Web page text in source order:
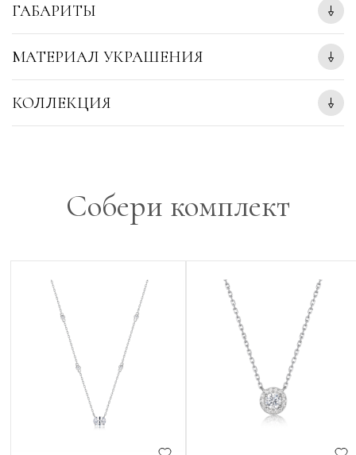
ГАБАРИТЫ
МАТЕРИАЛ УКРАШЕНИЯ
КОЛЛЕКЦИЯ
Собери комплект